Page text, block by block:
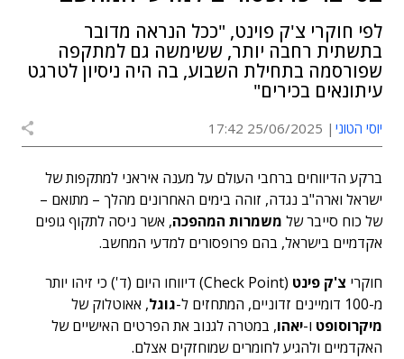
לפי חוקרי צ'ק פוינט, "ככל הנראה מדובר
בתשתית רחבה יותר, ששימשה גם למתקפה
שפורסמה בתחילת השבוע, בה היה ניסיון לטרגט
עיתונאים בכירים"
יוסי הטוני 25/06/2025 17:42
ברקע הדיווחים ברחבי העולם על מענה איראני למתקפות של
ישראל וארה"ב נגדה, זוהה בימים האחרונים מהלך – מתואם –
של כוח סייבר של משמרות המהפכה, אשר ניסה לתקוף גופים
אקדמיים בישראל, בהם פרופסורים למדעי המחשב.
חוקרי צ'ק פינט
(Check Point) דיווחו היום (ד') כי זיהו יותר
מ-100 דומיינים זדוניים, המתחזים ל-
גוגל, אאוטלוק של
מיקרוסופט ו-יאהו, במטרה לגנוב את הפרטים האישיים של
האקדמיים ולהגיע לחומרים שמוחזקים אצלם.